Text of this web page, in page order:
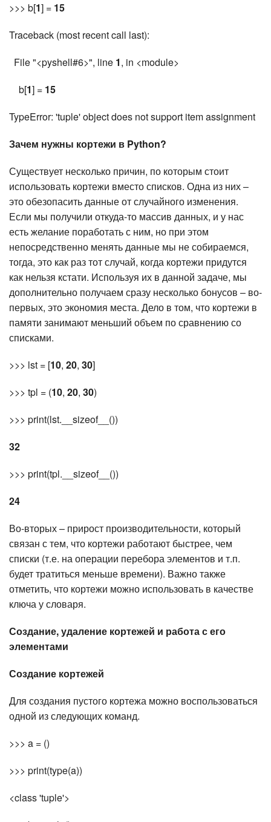
>>> b[1] = 15
Traceback (most recent call last):
File "<pyshell#6>", line 1, in <module>
b[1] = 15
TypeError: 'tuple' object does not support item assignment
Зачем нужны кортежи в Python?
Существует несколько причин, по которым стоит
использовать кортежи вместо списков. Одна из них –
это обезопасить данные от случайного изменения.
Если мы получили откуда-то массив данных, и у нас
есть желание поработать с ним, но при этом
непосредственно менять данные мы не собираемся,
тогда, это как раз тот случай, когда кортежи придутся
как нельзя кстати. Используя их в данной задаче, мы
дополнительно получаем сразу несколько бонусов – во-
первых, это экономия места. Дело в том, что кортежи в
памяти занимают меньший объем по сравнению со
списками.
>>> lst = [10, 20, 30]
>>> tpl = (10, 20, 30)
>>> print(lst.__sizeof__())
32
>>> print(tpl.__sizeof__())
24
Во-вторых – прирост производительности, который
связан с тем, что кортежи работают быстрее, чем
списки (т.е. на операции перебора элементов и т.п.
будет тратиться меньше времени). Важно также
отметить, что кортежи можно использовать в качестве
ключа у словаря.
Создание, удаление кортежей и работа с его
элементами
Создание кортежей
Для создания пустого кортежа можно воспользоваться
одной из следующих команд.
>>> a = ()
>>> print(type(a))
<class 'tuple'>